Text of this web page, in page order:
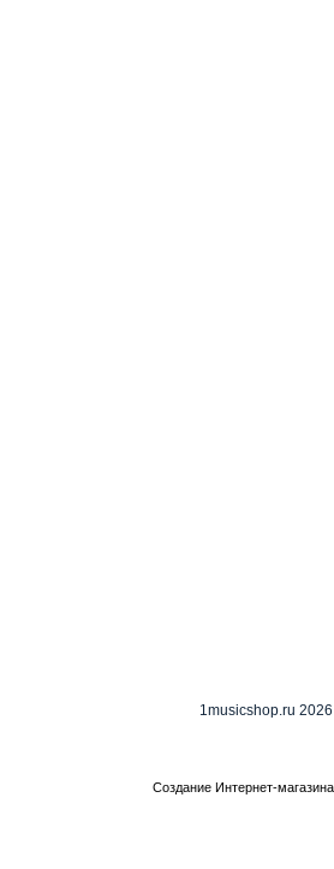
1musicshop.ru
Создание Интернет-магазина